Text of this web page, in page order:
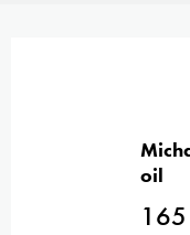
oil
165